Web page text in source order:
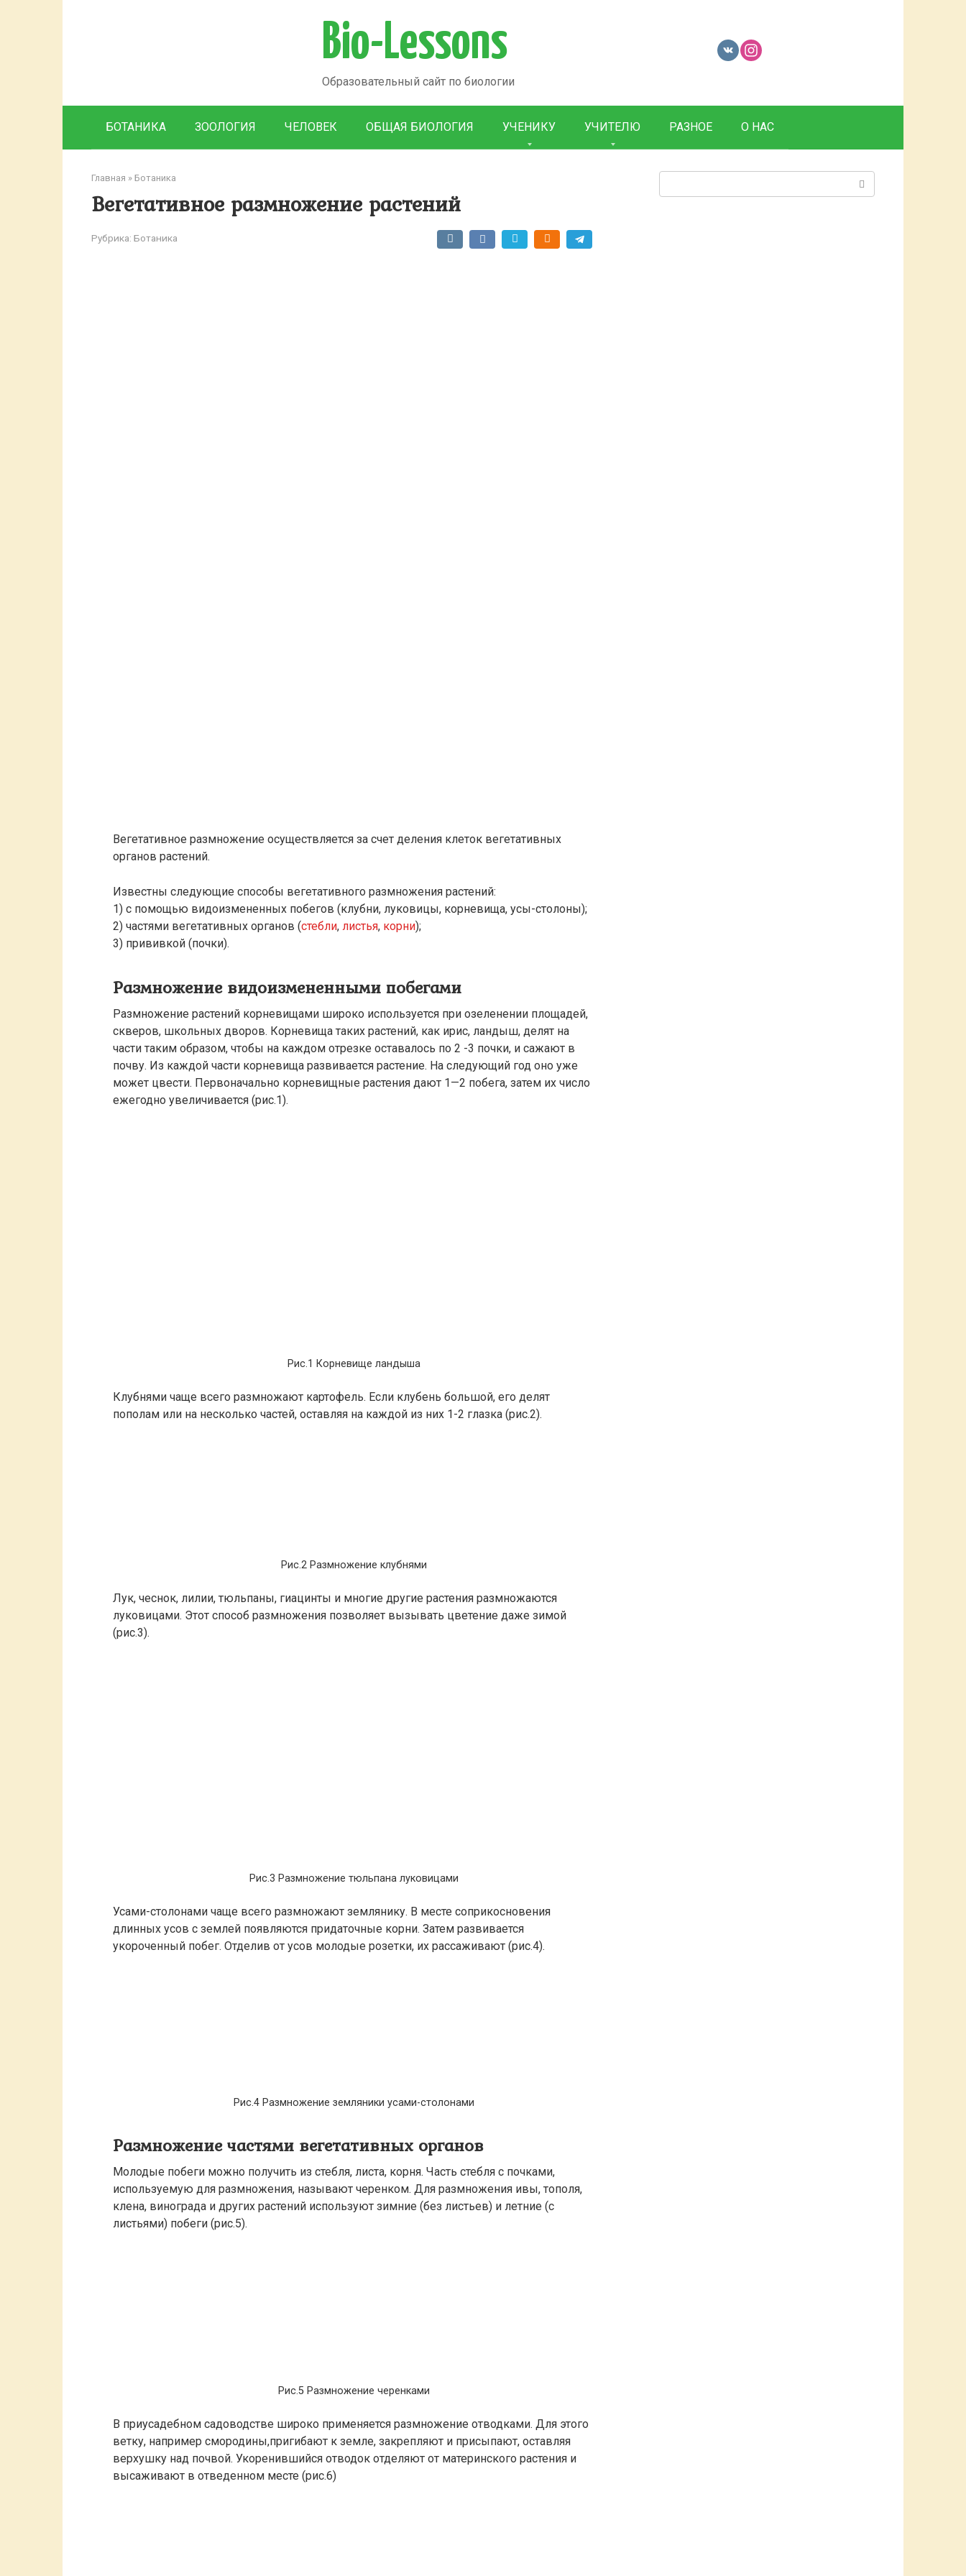
Bio-Lessons
Образовательный сайт по биологии
БОТАНИКА ЗООЛОГИЯ ЧЕЛОВЕК ОБЩАЯ БИОЛОГИЯ УЧЕНИКУ УЧИТЕЛЮ РАЗНОЕ О НАС
Главная » Ботаника
Вегетативное размножение растений
Рубрика: Ботаника
Вегетативное размножение осуществляется за счет деления клеток вегетативных
органов растений.
Известны следующие способы вегетативного размножения растений:
1) с помощью видоизмененных побегов (клубни, луковицы, корневища, усы-столоны);
2) частями вегетативных органов (стебли, листья, корни);
3) прививкой (почки).
Размножение видоизмененными побегами
Размножение растений корневищами широко используется при озеленении площадей,
скверов, школьных дворов. Корневища таких растений, как ирис, ландыш, делят на
части таким образом, чтобы на каждом отрезке оставалось по 2 -3 почки, и сажают в
почву. Из каждой части корневища развивается растение. На следующий год оно уже
может цвести. Первоначально корневищные растения дают 1—2 побега, затем их число
ежегодно увеличивается (рис.1).
Рис.1 Корневище ландыша
Клубнями чаще всего размножают картофель. Если клубень большой, его делят
пополам или на несколько частей, оставляя на каждой из них 1-2 глазка (рис.2).
Рис.2 Размножение клубнями
Лук, чеснок, лилии, тюльпаны, гиацинты и многие другие растения размножаются
луковицами. Этот способ размножения позволяет вызывать цветение даже зимой
(рис.3).
Рис.3 Размножение тюльпана луковицами
Усами-столонами чаще всего размножают землянику. В месте соприкосновения
длинных усов с землей появляются придаточные корни. Затем развивается
укороченный побег. Отделив от усов молодые розетки, их рассаживают (рис.4).
Рис.4 Размножение земляники усами-столонами
Размножение частями вегетативных органов
Молодые побеги можно получить из стебля, листа, корня. Часть стебля с почками,
используемую для размножения, называют черенком. Для размножения ивы, тополя,
клена, винограда и других растений используют зимние (без листьев) и летние (с
листьями) побеги (рис.5).
Рис.5 Размножение черенками
В приусадебном садоводстве широко применяется размножение отводками. Для этого
ветку, например смородины,пригибают к земле, закрепляют и присыпают, оставляя
верхушку над почвой. Укоренившийся отводок отделяют от материнского растения и
высаживают в отведенном месте (рис.6)